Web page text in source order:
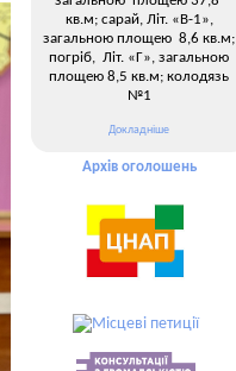
кв.м; сарай, Літ. «В-1»,
загальною площею 8,6 кв.м;
погріб, Літ. «Г», загальною
площею 8,5 кв.м; колодязь
№1
Докладніше
Архів оголошень